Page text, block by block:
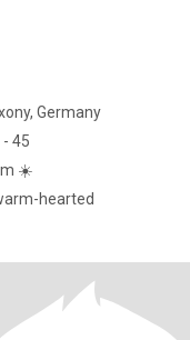
Germany
- 45
☀️
hearted